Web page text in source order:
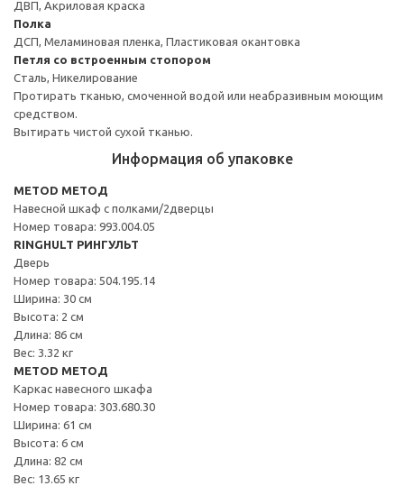
ДВП, Акриловая краска
Полка
ДСП, Меламиновая пленка, Пластиковая окантовка
Петля со встроенным стопором
Сталь, Никелирование
Протирать тканью, смоченной водой или неабразивным моющим
средством.
Вытирать чистой сухой тканью.
Информация об упаковке
METOD МЕТОД
Навесной шкаф с полками/2дверцы
Номер товара: 993.004.05
RINGHULT РИНГУЛЬТ
Дверь
Номер товара: 504.195.14
Ширина: 30 см
Высота: 2 см
Длина: 86 см
Вес: 3.32 кг
METOD МЕТОД
Каркас навесного шкафа
Номер товара: 303.680.30
Ширина: 61 см
Высота: 6 см
Длина: 82 см
Вес: 13.65 кг